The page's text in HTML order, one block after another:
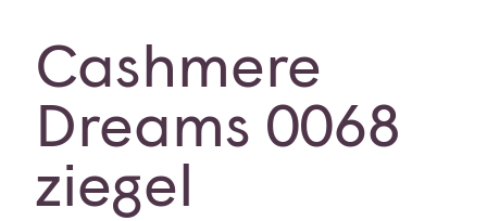
Cashmere
Dreams 0068
ziegel